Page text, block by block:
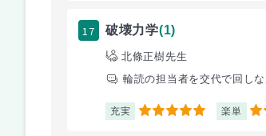
17 破壊力学(1)
北條正樹先生
輪読の担当者を交代で回し
充実 5 楽単 5